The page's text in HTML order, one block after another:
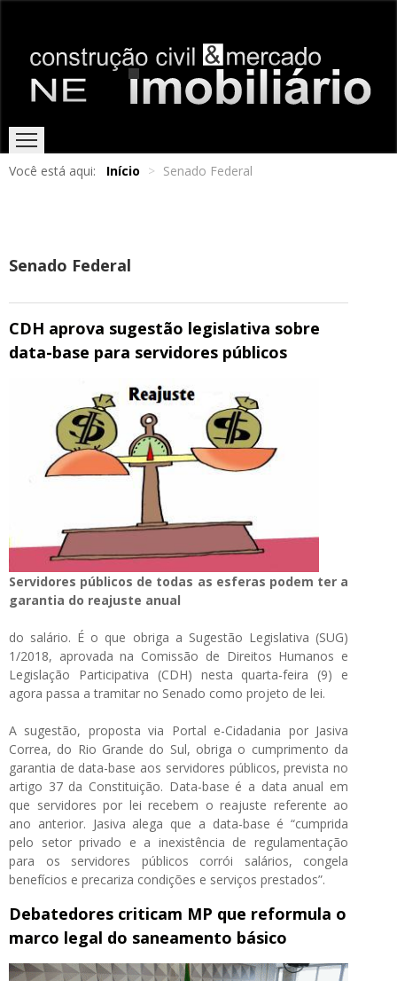
Você está aqui: Início > Senado Federal
Senado Federal
CDH aprova sugestão legislativa sobre
data-base para servidores públicos
Servidores públicos de todas as esferas podem ter a
garantia do reajuste anual
do salário. É o que obriga a Sugestão Legislativa (SUG)
1/2018, aprovada na Comissão de Direitos Humanos e
Legislação Participativa (CDH) nesta quarta-feira (9) e
agora passa a tramitar no Senado como projeto de lei.
A sugestão, proposta via Portal e-Cidadania por Jasiva
Correa, do Rio Grande do Sul, obriga o cumprimento da
garantia de data-base aos servidores públicos, prevista no
artigo 37 da Constituição. Data-base é a data anual em
que servidores por lei recebem o reajuste referente ao
ano anterior. Jasiva alega que a data-base é “cumprida
pelo setor privado e a inexistência de regulamentação
para os servidores públicos corrói salários, congela
benefícios e precariza condições e serviços prestados”.
Debatedores criticam MP que reformula o
marco legal do saneamento básico